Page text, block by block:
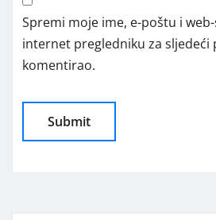
Spremi moje ime, e-poštu i
internet pregledniku za sljedeći
komentirao.